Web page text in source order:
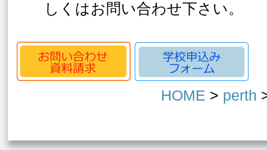
しくはお問い合わせ下さい。
HOME > perth